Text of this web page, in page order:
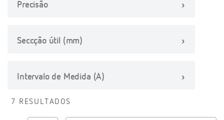
Precisão
Seccção útil (mm)
Intervalo de Medida (A)
7 RESULTADOS